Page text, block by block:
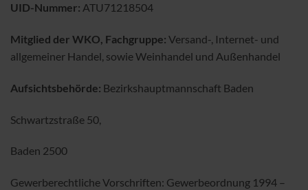
UID-Nummer: ATU71218504
Mitglied der WKO, Fachgruppe: Versand-, Internet- und
allgemeiner Handel, sowie Weinhandel und Außenhandel
Aufsichtsbehörde: Bezirkshauptmannschaft Baden
Schwartzstraße 50,
Baden 2500
Gewerberechtliche Vorschriften: Gewerbeordnung 1994 –